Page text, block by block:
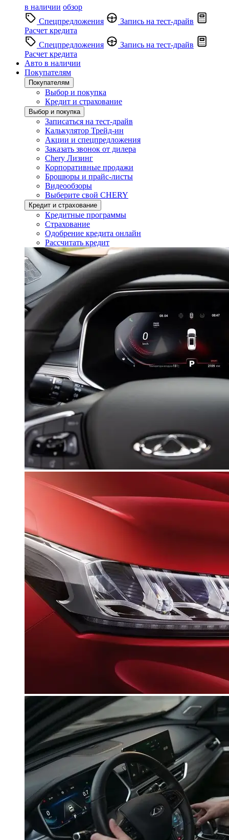
в наличии обзор
Спецпредложения
Запись на тест-драйв
Расчет кредита
Спецпредложения
Запись на тест-драйв
Расчет кредита
Авто в наличии
Покупателям
Покупателям
Выбор и покупка
Кредит и страхование
Выбор и покупка
Записаться на тест-драйв
Калькулятор Трейд-ин
Акции и спецпредложения
Заказать звонок от дилера
Chery Лизинг
Корпоративные продажи
Брошюры и прайс-листы
Видеообзоры
Выберите свой CHERY
Кредит и страхование
Кредитные программы
Страхование
Одобрение кредита онлайн
Рассчитать кредит